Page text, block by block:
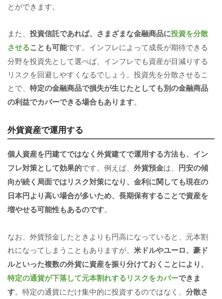
とができます。
また、 投資信託であれば、さまざまな金融商品に投資を分散
させることも可能です。インフレによって成長が期待できる
分野を投資先として選べば、インフレでも資産が目減りする
リスクを回避しやすくなるでしょう。投資先を分散させるこ
とで、 特定の金融商品で損失が生じたとしても別の金融商品
の利益でカバーできる場合もあります。
外貨資産で運用する
個人資産を円建てではなく外貨建てで運用する方法も、イン
フレ対策として効果的です。例えば、 外貨預金は、 円安の傾
向が続く局面ではリスク対策になり、金利に関しても現在の
日本円より高い場合が多いため、長期保有することで資産を
増やせる可能性もあるのです。
なお、外貨預金したときよりも円高になっていると、元本割
れになってしまうこともありますが、 米ドルやユーロ、豪ド
ルといった複数の外貨に資産を振り分けておくことにより、
特定の通貨が下落して元本割れするリスクをカバーできま
す。特定の通貨にだけ集中的に投資するのではなく、 分散さ